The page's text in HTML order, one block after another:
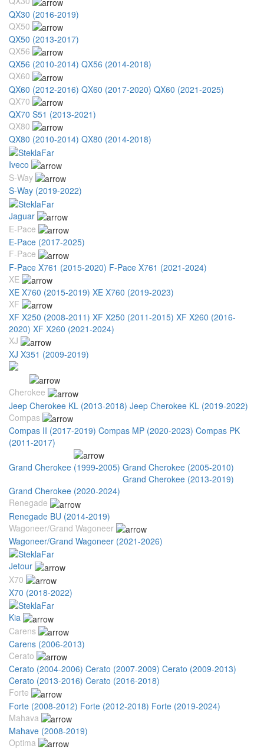
QX30 (2016-2019)
QX50
QX50 (2013-2017)
QX56
QX56 (2010-2014) QX56 (2014-2018)
QX60
QX60 (2012-2016) QX60 (2017-2020) QX60 (2021-2025)
QX70
QX70 S51 (2013-2021)
QX80
QX80 (2010-2014) QX80 (2014-2018)
Iveco
S-Way
S-Way (2019-2022)
Jaguar
E-Pace
E-Pace (2017-2025)
F-Pace
F-Pace X761 (2015-2020) F-Pace X761 (2021-2024)
XE
XE X760 (2015-2019) XE X760 (2019-2023)
XF
XF X250 (2008-2011) XF X250 (2011-2015) XF X260 (2016-
2020) XF X260 (2021-2024)
XJ
XJ X351 (2009-2019)
Cherokee
Jeep Cherokee KL (2013-2018) Jeep Cherokee KL (2019-2022)
Compas
Compas II (2017-2019) Compas MP (2020-2023) Compas PK
(2011-2017)
Grand Cherokee (1999-2005) Grand Cherokee (2005-2010)
Grand Cherokee (2013-2019)
Grand Cherokee (2020-2024)
Renegade
Renegade BU (2014-2019)
Wagoneer/Grand Wagoneer
Wagoneer/Grand Wagoneer (2021-2026)
Jetour
X70
X70 (2018-2022)
Kia
Carens
Carens (2006-2013)
Cerato
Cerato (2004-2006) Cerato (2007-2009) Cerato (2009-2013)
Cerato (2013-2016) Cerato (2016-2018)
Forte
Forte (2008-2012) Forte (2012-2018) Forte (2019-2024)
Mahava
Mahave (2008-2019)
Optima